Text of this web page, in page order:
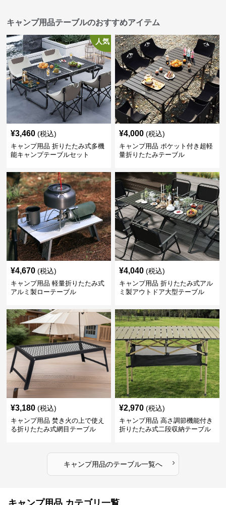
キャンプ用品テーブルのおすすめアイテム
人気
¥3,460 (税込)
キャンプ用品 折りたたみ式多機
能キャンプテーブルセット
¥4,000 (税込)
キャンプ用品 ポケット付き超軽
量折りたたみテーブル
¥4,670 (税込)
キャンプ用品 軽量折りたたみ式
アルミ製ローテーブル
¥4,040 (税込)
キャンプ用品 折りたたみ式アル
ミ製アウトドア大型テーブル
¥3,180 (税込)
キャンプ用品 焚き火の上で使え
る折りたたみ式網目テーブル
¥2,970 (税込)
キャンプ用品 高さ調節機能付き
折りたたみ式二段収納テーブル
キャンプ用品のテーブル一覧へ ›
キャンプ用品 カテゴリ一覧